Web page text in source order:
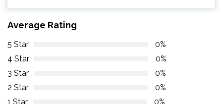
Average Rating
5 Star
0%
4 Star
0%
3 Star
0%
2 Star
0%
1 Star
0%